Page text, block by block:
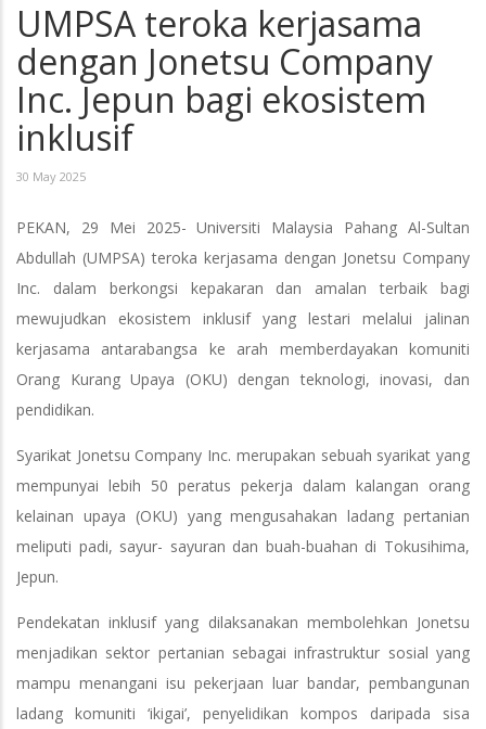
UMPSA teroka kerjasama
dengan Jonetsu Company
Inc. Jepun bagi ekosistem
inklusif
30 May 2025
PEKAN, 29 Mei 2025- Universiti Malaysia Pahang Al-Sultan
Abdullah (UMPSA) teroka kerjasama dengan Jonetsu Company
Inc. dalam berkongsi kepakaran dan amalan terbaik bagi
mewujudkan ekosistem inklusif yang lestari melalui jalinan
kerjasama antarabangsa ke arah memberdayakan komuniti
Orang Kurang Upaya (OKU) dengan teknologi, inovasi, dan
pendidikan.
Syarikat Jonetsu Company Inc. merupakan sebuah syarikat yang
mempunyai lebih 50 peratus pekerja dalam kalangan orang
kelainan upaya (OKU) yang mengusahakan ladang pertanian
meliputi padi, sayur- sayuran dan buah-buahan di Tokusihima,
Jepun.
Pendekatan inklusif yang dilaksanakan membolehkan Jonetsu
menjadikan sektor pertanian sebagai infrastruktur sosial yang
mampu menangani isu pekerjaan luar bandar, pembangunan
ladang komuniti ‘ikigai’, penyelidikan kompos daripada sisa